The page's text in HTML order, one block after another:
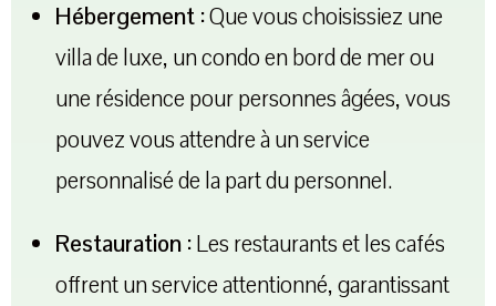
Hébergement :Que vous choisissiez une
villa de luxe, un condo en bord de mer ou
une résidence pour personnes âgées, vous
pouvez vous attendre à un service
personnalisé de la part du personnel.
Restauration :Les restaurants et les cafés
offrent un service attentionné, garantissant